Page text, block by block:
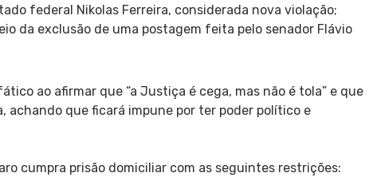
federal Nikolas Ferreira, considerada nova violação;
da exclusão de uma postagem feita pelo senador Flávio
ao afirmar que “a Justiça é cega, mas não é tola” e que
achando que ficará impune por ter poder político e
cumpra prisão domiciliar com as seguintes restrições: